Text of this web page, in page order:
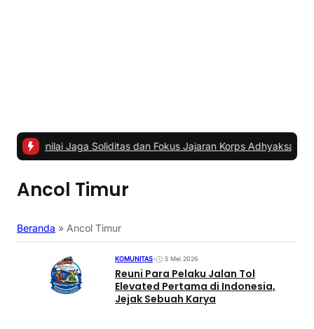
Jaga Soliditas dan Fokus Jajaran Korps Adhyaksa|#2 -Anggota
Ancol Timur
Beranda » Ancol Timur
KOMUNITAS• 5 Mei 2026
Reuni Para Pelaku Jalan Tol
Elevated Pertama di Indonesia,
Jejak Sebuah Karya